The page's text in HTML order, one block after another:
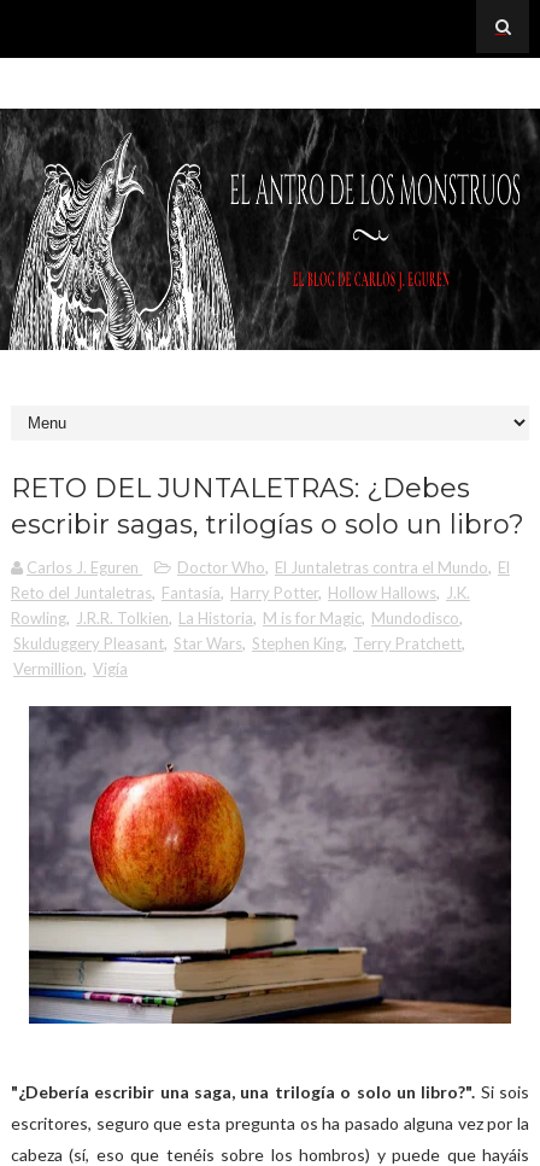
RETO DEL JUNTALETRAS: ¿Debes
escribir sagas, trilogías o solo un libro?
Carlos J. Eguren Doctor Who, El Juntaletras contra el Mundo, El
Reto del Juntaletras, Fantasía, Harry Potter, Hollow Hallows, J.K.
Rowling, J.R.R. Tolkien, La Historia, M is for Magic, Mundodisco,
Skulduggery Pleasant, Star Wars, Stephen King, Terry Pratchett,
Vermillion, Vigía
"¿Debería escribir una saga, una trilogía o solo un libro?". Si sois
escritores, seguro que esta pregunta os ha pasado alguna vez por la
cabeza (sí, eso que tenéis sobre los hombros) y puede que hayáis